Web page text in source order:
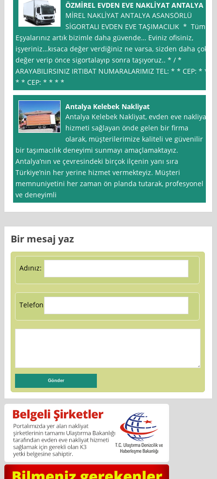
ÖZMİREL EVDEN EVE NAKLİYAT ANTALYA
MİREL NAKLİYAT ANTALYA ASANSÖRLÜ
SİGORTALI EVDEN EVE TAŞIMACILIK * Tüm
Eşyalarınız artık bizimle daha güvende… Eviniz ofisiniz,
işyeriniz…kısaca değer verdiğiniz ne varsa, sizden daha çok
değer verip önce sigortalayıp sonra taşıyoruz.. * / *
ARAYABILIRSINIZ IRTIBAT NUMARALARIMIZ TEL: * * CEP: * *
* * CEP: * * * *
Antalya Kelebek Nakliyat
Antalya Kelebek Nakliyat, evden eve nakliyat
hizmeti sağlayan önde gelen bir firma
olarak, müşterilerimize kaliteli ve güvenilir
bir taşımacılık deneyimi sunmayı amaçlamaktayız.
Antalya’nın ve çevresindeki birçok ilçenin yanı sıra
Türkiye’nin her yerine hizmet vermekteyiz. Müşteri
memnuniyetini her zaman ön planda tutarak, profesyonel
ve deneyimli
Bir mesaj yaz
Adınız:
Telefon: